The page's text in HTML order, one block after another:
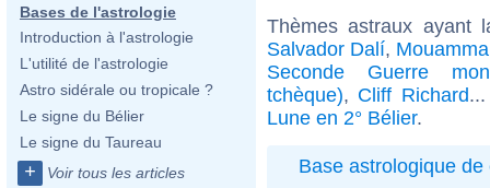
Bases de l'astrologie
Introduction à l'astrologie
L'utilité de l'astrologie
Astro sidérale ou tropicale ?
Le signe du Bélier
Le signe du Taureau
+ Voir tous les articles
Thèmes astraux
Salvador Dalí,
Seconde Guerre
tchèque), Cliff Richard
Lune en 2° Bélier.
Base astrologique de